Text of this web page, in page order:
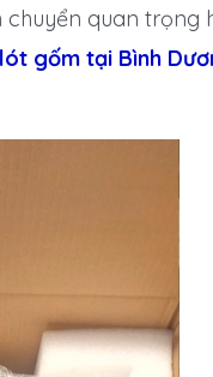
quan trọng
gốm tại Bình